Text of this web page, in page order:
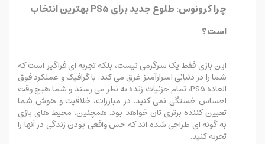
چرا کرونوس: طلوع جدید برای PS5 بهترین انتخاب
است؟
این بازی فقط یک سرگرمی نیست، بلکه تجربه ای فراگیر است که
شما را در دنیائی اسرارآمیز غرق می کند. با گرافیک و عملکرد فوق
العاده PS5، تمام جزئیات زنده به نظر می رسند و شما هیچ وقت
احساس خستگی نمی کنید. در مبارزات، خلاقیت و هوش شما
تعیین کننده برتری تان خواهد بود. همچنین، محیط های بازی
به گونه ای طراحی شده اند که حس واقعی بودن زندگی در آنها را
تجربه کنید.